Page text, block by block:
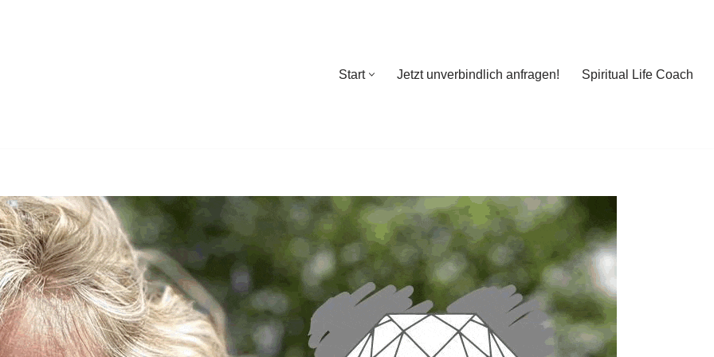
Start Jetzt unverbindlich anfragen! Spiritual Life Coach
Start Jetzt unverbindlich anfragen!